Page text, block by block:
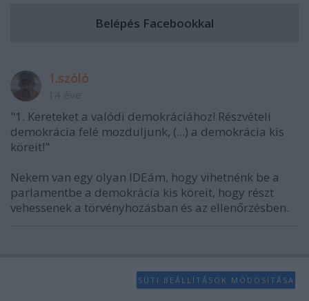
1.szóló
"1. Kereteket a valódi demokráciához! Részvételi
demokrácia felé mozduljunk, (...) a demokrácia kis
köreit!"
Nekem van egy olyan IDEám, hogy vihetnénk be a
parlamentbe a demokrácia kis köreit, hogy részt
vehessenek a törvényhozásban és az ellenőrzésben.
SÜTI BEÁLLÍTÁSOK MÓDOSÍTÁSA